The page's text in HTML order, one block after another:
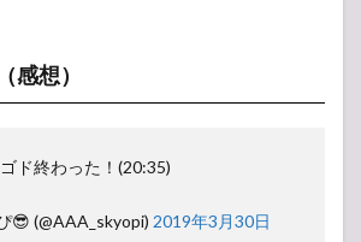
感想）
ド終わった！(20:35)
😎 (@AAA_skyopi) 2019年3月30日